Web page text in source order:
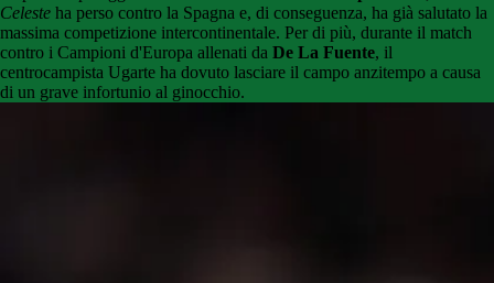
Celeste ha perso contro la Spagna e, di conseguenza, ha già salutato la
massima competizione intercontinentale. Per di più, durante il match
contro i Campioni d'Europa allenati da De La Fuente, il
centrocampista Ugarte ha dovuto lasciare il campo anzitempo a causa
di un grave infortunio al ginocchio.